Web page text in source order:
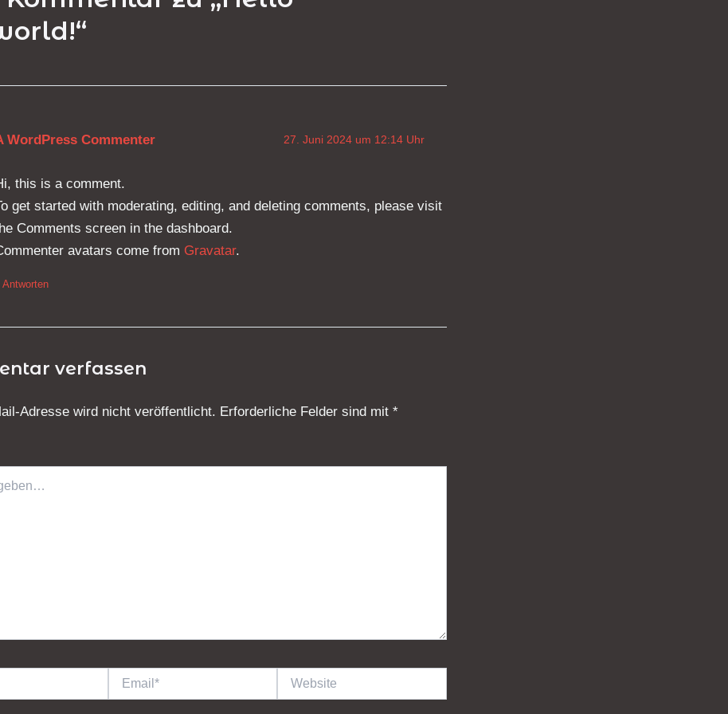
WordPress Commenter 27. Juni 2024 um 12:14 Uhr
this is a comment.
get started with moderating, editing, and deleting comments, please visit
Comments screen in the dashboard.
avatars come from Gravatar.
Antworten
verfassen
Adresse wird nicht veröffentlicht. Erforderliche Felder sind mit *